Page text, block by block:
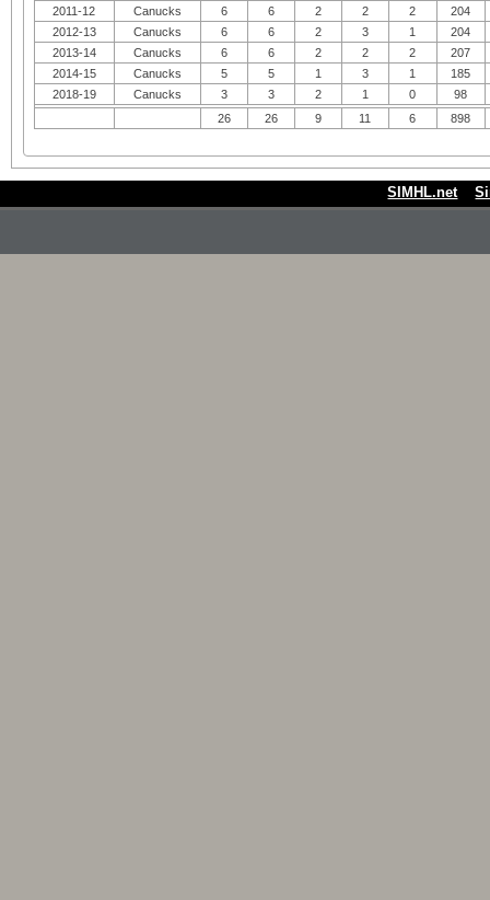
2011-12 Canucks 6 6 2 2 2
204
2012-13
Canucks 6 6 2 3 1
204
2013-14
Canucks 6 6 2 2 2
207
2014-15
Canucks 5 5 1 3 1
185
2018-19
Canucks 3 3 2 1 0
98
26
26 9 11 6 898
SIMHL.net